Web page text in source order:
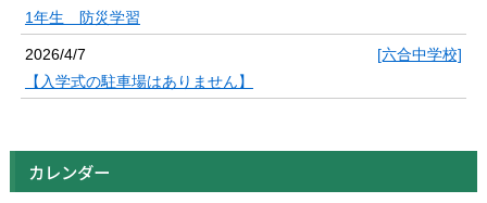
1年生 防災学習
2026/4/7
[六合中学校]
【入学式の駐車場はありません】
カレンダー